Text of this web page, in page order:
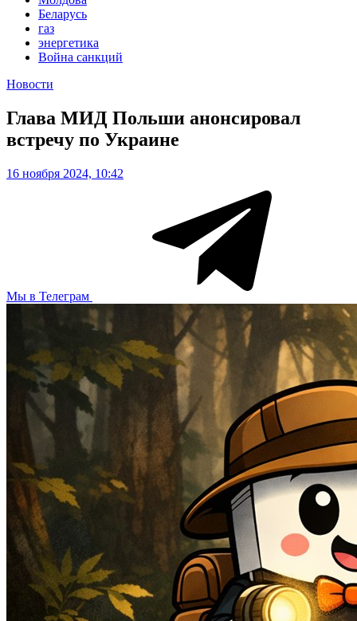
Беларусь
газ
энергетика
Война санкций
Новости
Глава МИД Польши анонсировал
встречу по Украине
16 ноября 2024, 10:42
Мы в Телеграм